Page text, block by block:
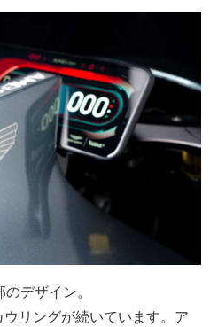
デザイン。
リングが続いています。ア